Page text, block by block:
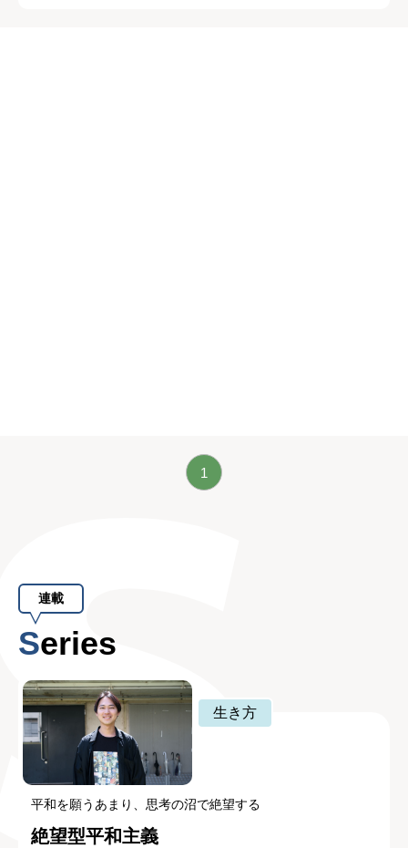
1
連載
Series
生き方
平和を願うあまり、思考の沼で絶望する
絶望型平和主義